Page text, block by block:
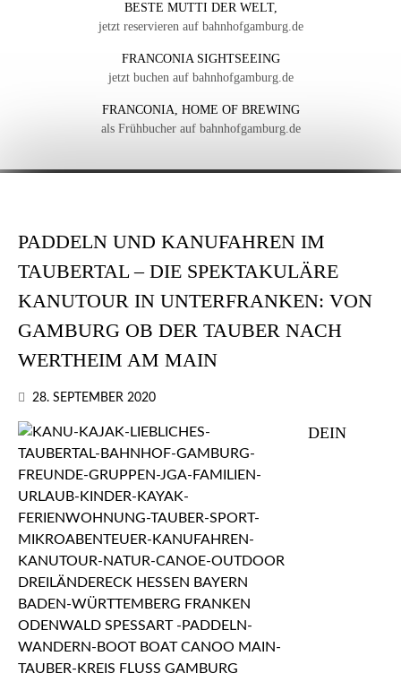
BESTE MUTTI DER WELT,
jetzt reservieren auf bahnhofgamburg.de
FRANCONIA SIGHTSEEING
jetzt buchen auf bahnhofgamburg.de
FRANCONIA, HOME OF BREWING
als Frühbucher auf bahnhofgamburg.de
PADDELN UND KANUFAHREN IM
TAUBERTAL – DIE SPEKTAKULÄRE
KANUTOUR IN UNTERFRANKEN: VON
GAMBURG OB DER TAUBER NACH
WERTHEIM AM MAIN
28. SEPTEMBER 2020
DEIN